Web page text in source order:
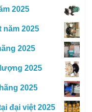
2025
năm 2025
2025
2025
2025
đại việt 2025